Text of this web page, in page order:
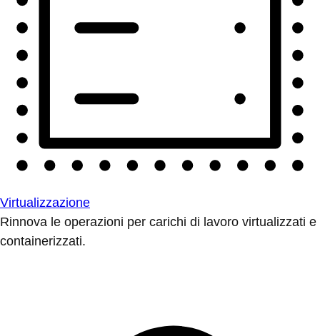
Virtualizzazione
Rinnova le operazioni per carichi di lavoro virtualizzati e
containerizzati.